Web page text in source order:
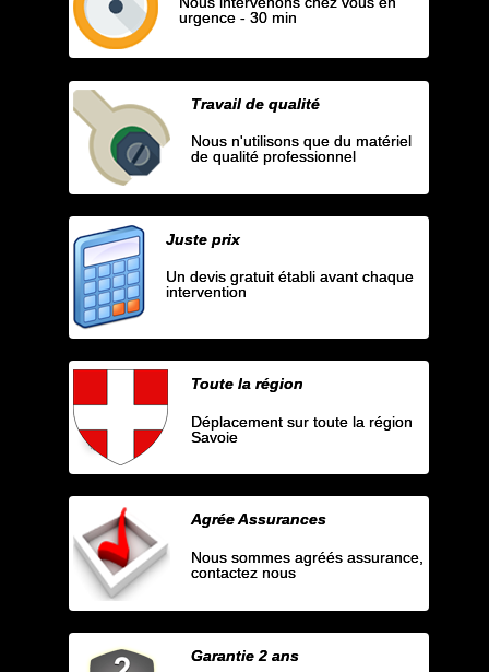
urgence - 30 min
Travail de qualité
Nous n'utilisons que du matériel
de qualité professionnel
Juste prix
Un devis gratuit établi avant chaque
intervention
Toute la région
Déplacement sur toute la région
Savoie
Agrée Assurances
Nous sommes agréés assurance,
contactez nous
Garantie 2 ans